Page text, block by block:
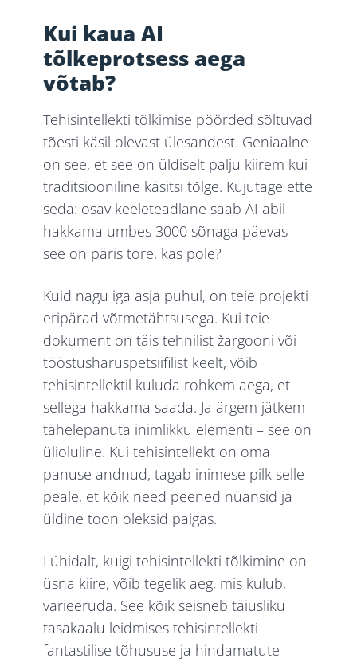
Kui kaua AI
tõlkeprotsess aega
võtab?
Tehisintellekti tõlkimise pöörded sõltuvad
tõesti käsil olevast ülesandest. Geniaalne
on see, et see on üldiselt palju kiirem kui
traditsiooniline käsitsi tõlge. Kujutage ette
seda: osav keeleteadlane saab AI abil
hakkama umbes 3000 sõnaga päevas –
see on päris tore, kas pole?
Kuid nagu iga asja puhul, on teie projekti
eripärad võtmetähtsusega. Kui teie
dokument on täis tehnilist žargooni või
tööstusharuspetsiifilist keelt, võib
tehisintellektil kuluda rohkem aega, et
sellega hakkama saada. Ja ärgem jätkem
tähelepanuta inimlikku elementi – see on
ülioluline. Kui tehisintellekt on oma
panuse andnud, tagab inimese pilk selle
peale, et kõik need peened nüansid ja
üldine toon oleksid paigas.
Lühidalt, kuigi tehisintellekti tõlkimine on
üsna kiire, võib tegelik aeg, mis kulub,
varieeruda. See kõik seisneb täiusliku
tasakaalu leidmises tehisintellekti
fantastilise tõhususe ja hindamatute